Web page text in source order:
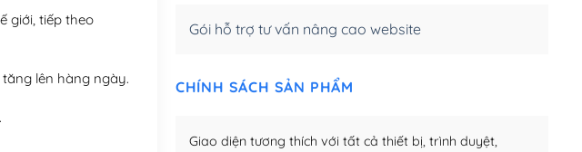
giới, tiếp theo
lên hàng ngày.
Gói hỗ trợ tư vấn nâng cao website
CHÍNH SÁCH SẢN PHẨM
Giao diện tương thích với tất cả thiết bị, trình duyệt,